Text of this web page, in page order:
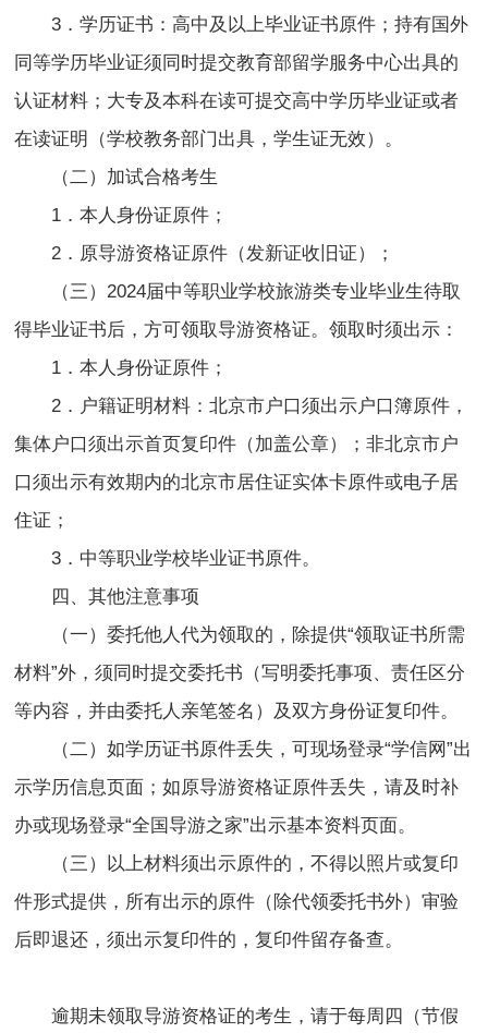
3．学历证书：高中及以上毕业证书原件；持有国外
同等学历毕业证须同时提交教育部留学服务中心出具的
认证材料；大专及本科在读可提交高中学历毕业证或者
在读证明（学校教务部门出具，学生证无效）。
（二）加试合格考生
1．本人身份证原件；
2．原导游资格证原件（发新证收旧证）；
（三）2024届中等职业学校旅游类专业毕业生待取
得毕业证书后，方可领取导游资格证。领取时须出示：
1．本人身份证原件；
2．户籍证明材料：北京市户口须出示户口簿原件，
集体户口须出示首页复印件（加盖公章）；非北京市户
口须出示有效期内的北京市居住证实体卡原件或电子居
住证；
3．中等职业学校毕业证书原件。
四、其他注意事项
（一）委托他人代为领取的，除提供“领取证书所需
材料”外，须同时提交委托书（写明委托事项、责任区分
等内容，并由委托人亲笔签名）及双方身份证复印件。
（二）如学历证书原件丢失，可现场登录“学信网”出
示学历信息页面；如原导游资格证原件丢失，请及时补
办或现场登录“全国导游之家”出示基本资料页面。
（三）以上材料须出示原件的，不得以照片或复印
件形式提供，所有出示的原件（除代领委托书外）审验
后即退还，须出示复印件的，复印件留存备查。
逾期未领取导游资格证的考生，请于每周四（节假